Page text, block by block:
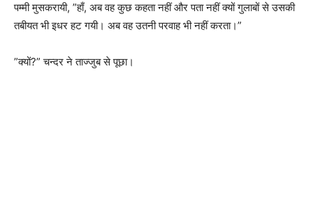
पम्मी मुसकरायी, ”हाँ, अब वह कुछ कहता नहीं और पता नहीं क्यों गुलाबों से उसकी
तबीयत भी इधर हट गयी। अब वह उतनी परवाह भी नहीं करता।”
”क्यों?” चन्दर ने ताज्जुब से पूछा।